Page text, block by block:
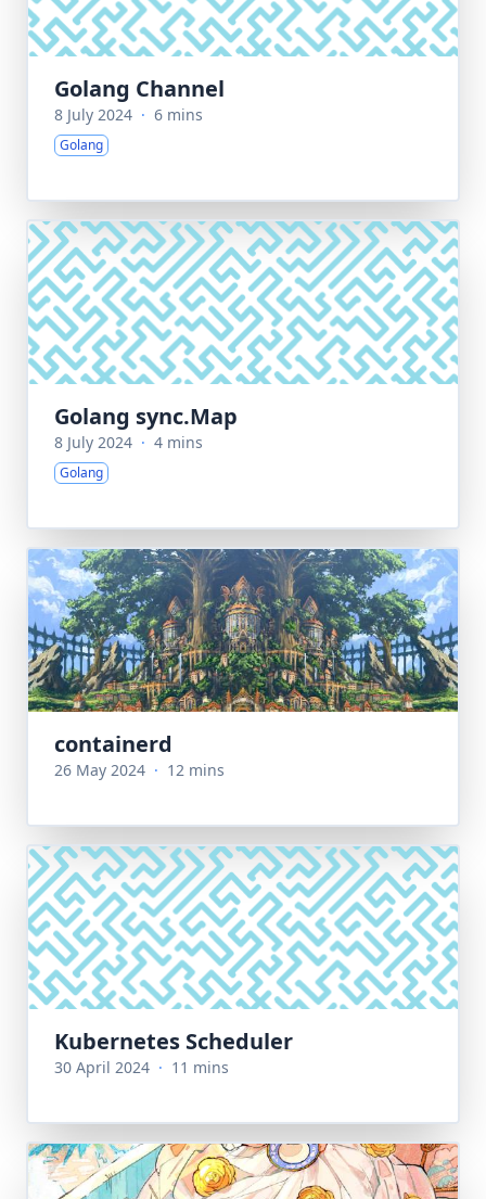
Golang Channel
8 July 2024 · 6 mins
Golang
Golang sync.Map
8 July 2024 · 4 mins
Golang
containerd
26 May 2024 · 12 mins
Kubernetes Scheduler
30 April 2024 · 11 mins